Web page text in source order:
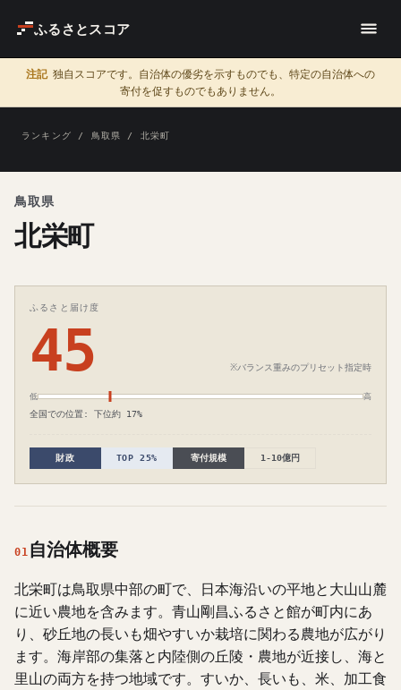
ふるさとスコア
注記 独自スコアです。自治体の優劣を示すものでも、特定の自治体への
寄付を促すものでもありません。
ランキング / 鳥取県 / 北栄町
鳥取県
北栄町
ふるさと届け度
45 ※バランス重みのプリセット指定時
低 高
全国での位置: 下位約 17%
財政 TOP 25% 寄付規模 1-10億円
01 自治体概要
北栄町は鳥取県中部の町で、日本海沿いの平地と大山山麓
に近い農地を含みます。青山剛昌ふるさと館が町内にあ
り、砂丘地の長いも畑やすいか栽培に関わる農地が広がり
ます。海岸部の集落と内陸側の丘陵・農地が近接し、海と
里山の両方を持つ地域です。すいか、長いも、米、加工食